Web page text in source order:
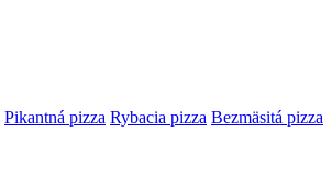
Pikantná pizza Rybacia pizza Bezmäsitá pizza